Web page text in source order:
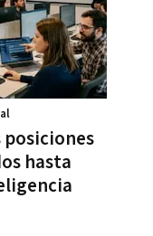
posiciones
hasta